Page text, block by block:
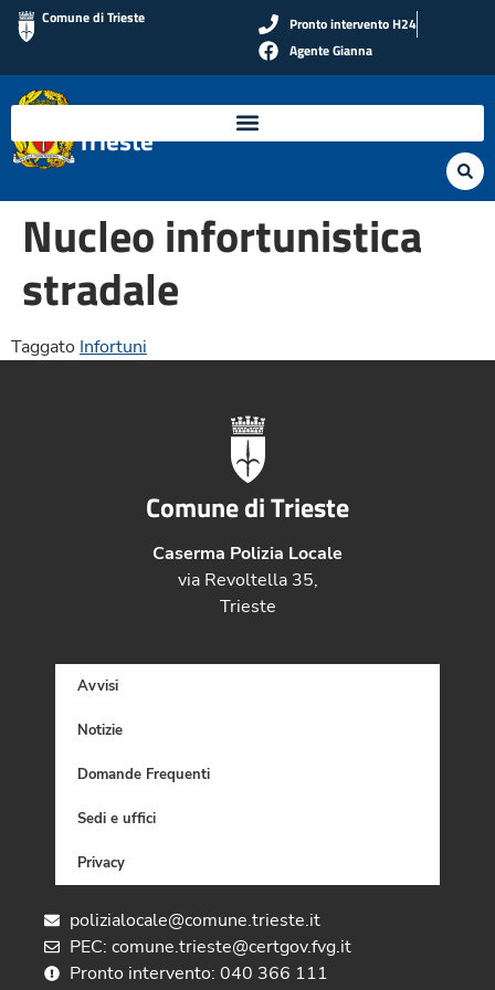
contenuto
Comune di Trieste
Pronto intervento H24
Agente Gianna
Polizia Locale di
Trieste
Nucleo infortunistica
stradale
Taggato Infortuni
Comune di Trieste
Caserma Polizia Locale
via Revoltella 35,
Trieste
Avvisi
Notizie
Domande Frequenti
Sedi e uffici
Privacy
polizialocale@comune.trieste.it
PEC: comune.trieste@certgov.fvg.it
Pronto intervento: 040 366 111